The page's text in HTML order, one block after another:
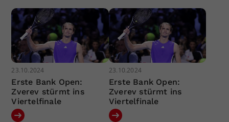
23.10.2024
Erste Bank Open:
Zverev stürmt ins
Viertelfinale
23.10.2024
Erste Bank Open:
Zverev stürmt ins
Viertelfinale